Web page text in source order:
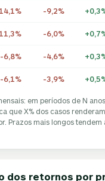
-9,2%
-6,0%
-6,8% -4,6%
-6,1% -3,9%
em períodos de N
que X% dos casos
Prazos mais longos tendem
dos retornos por